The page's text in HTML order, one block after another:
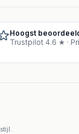
Hoogst
Trustpilot 4.6 ★ ·